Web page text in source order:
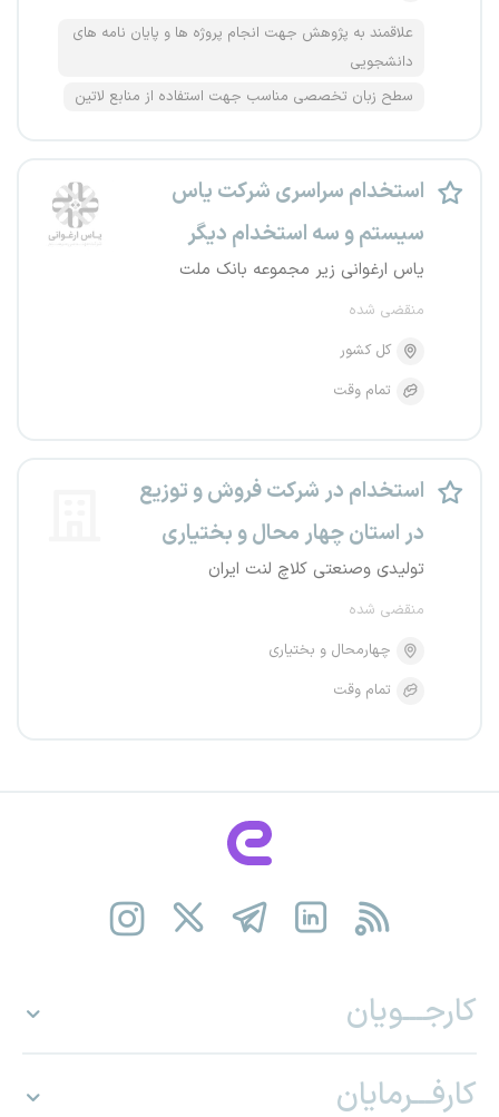
علاقمند به پژوهش جهت انجام پروژه ها و پایان نامه های
دانشجویی
سطح زبان تخصصی مناسب جهت استفاده از منابع لاتین
استخدام سراسری شرکت یاس
سیستم و سه استخدام دیگر
یاس ارغوانی زیر مجموعه بانک ملت
منقضی شده
کل کشور
تمام وقت
استخدام در شرکت فروش و توزیع
در استان چهار محال و بختیاری
تولیدی وصنعتی کلاچ لنت ایران
منقضی شده
چهارمحال و بختیاری
تمام وقت
کارجـــویان
کارفـــرمایان